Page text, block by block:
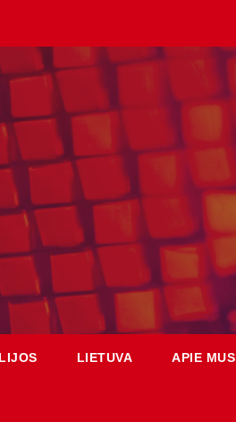
LIETUVA APIE MUS